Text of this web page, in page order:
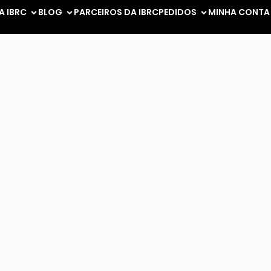
IBRC BLOG PARCEIROS DA IBRCPEDIDOS MINHA CONTA